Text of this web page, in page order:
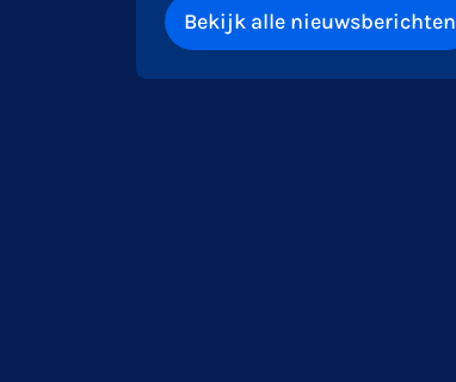
Bekijk alle nieuwsberichten